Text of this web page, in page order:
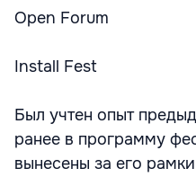
Open Forum
Install Fest
Был учтен опыт
ранее в программу
вынесены за его